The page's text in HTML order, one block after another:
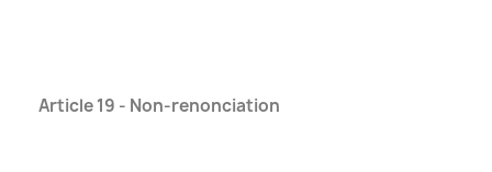
Article 19 - Non-renonciation